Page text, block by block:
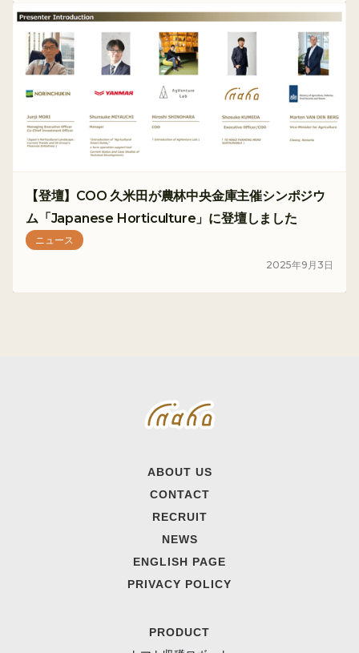
【登壇】COO 久米田が農林中央金庫主催シンポジウ
ム「Japanese Horticulture」に登壇しました
ニュース
2025年9 月 3 日
ABOUT US
CONTACT
RECRUIT
NEWS
ENGLISH PAGE
PRIVACY POLICY
PRODUCT